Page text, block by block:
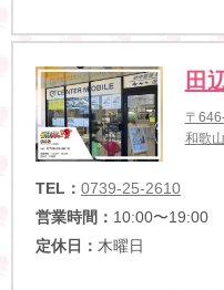
田
〒
和歌
TEL： 0739-25-2610
営業時間： 10:00〜19:00
定休日： 木曜日